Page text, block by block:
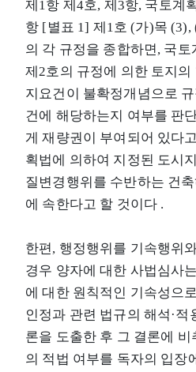
제1항 제4호, 제3항, 국토계
항 [별표 1] 제1호 (가)목
의 각 규정을 종합하면, 국
제2호의 규정에 의한 토지
지요건이 불확정개념으로
건에 해당하는지 여부를 판
게 재량권이 부여되어 있다
획법에 의하여 지정된 도시
질변경행위를 수반하는 건
에 속한다고 할 것이다 .
한편, 행정행위를 기속행위
경우 양자에 대한 사법심사
에 대한 원칙적인 기속성으
인정과 관련 법규의 해석·적
론을 도출한 후 그 결론에
의 적법 여부를 독자의 입장